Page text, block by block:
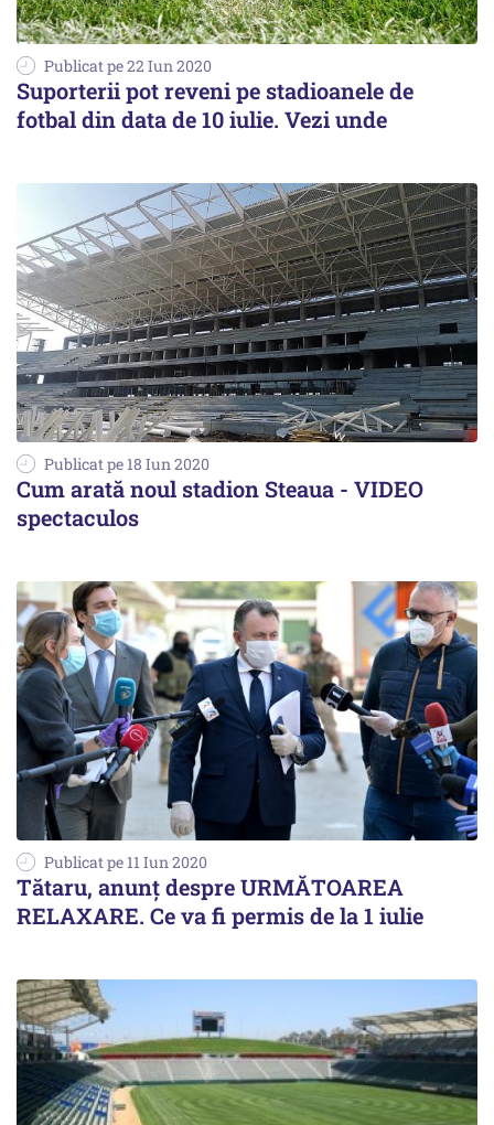
Publicat pe 22 Iun 2020
Suporterii pot reveni pe stadioanele de
fotbal din data de 10 iulie. Vezi unde
Publicat pe 18 Iun 2020
Cum arată noul stadion Steaua - VIDEO
spectaculos
Publicat pe 11 Iun 2020
Tătaru, anunț despre URMĂTOAREA
RELAXARE. Ce va fi permis de la 1 iulie